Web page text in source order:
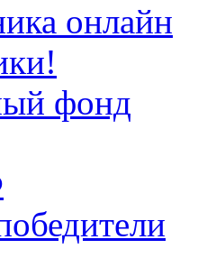
онлайн
фонд